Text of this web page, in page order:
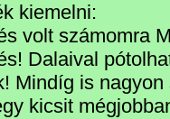
kiemelni:
volt számomra
Dalaival
Mindíg is nagyon
kicsit